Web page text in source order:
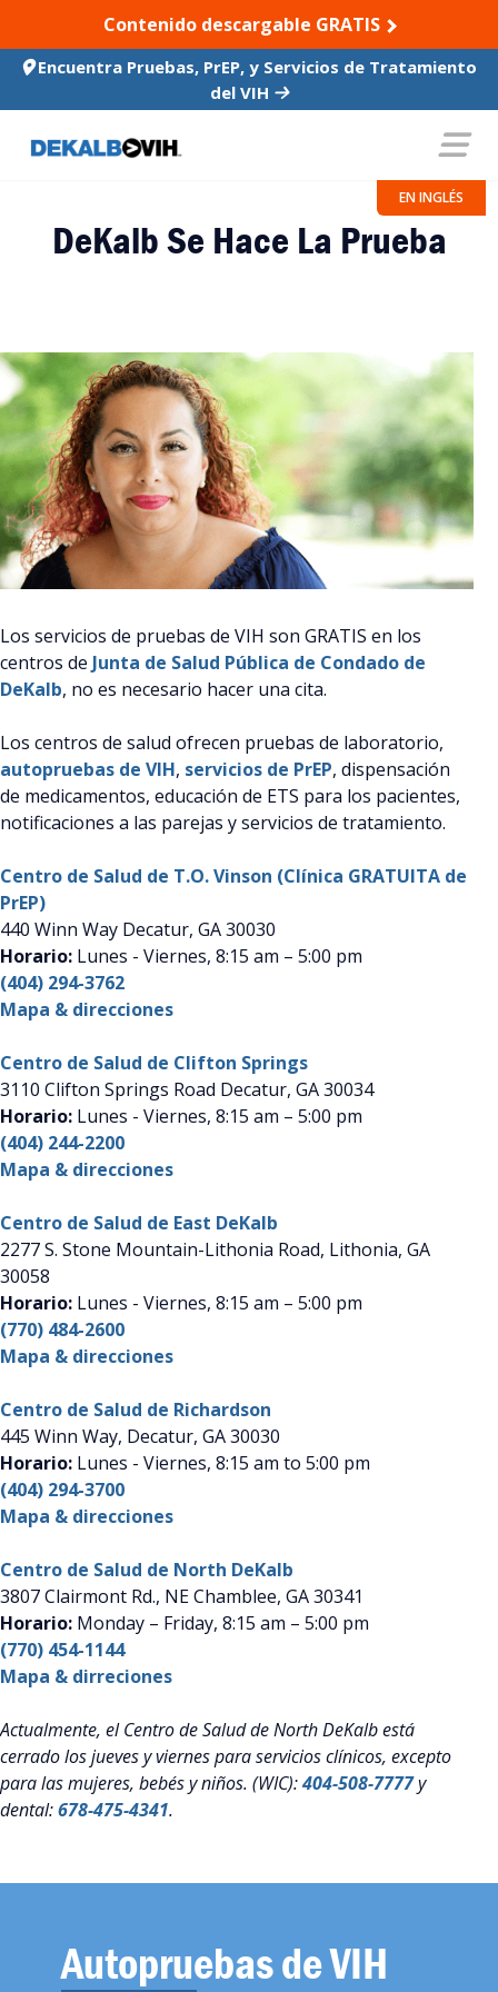
TO CONTENTContenido descargable GRATIS
Encuentra Pruebas, PrEP, y Servicios de Tratamiento
del VIH
EN INGLÉS
DeKalb Se Hace La Prueba
Los servicios de pruebas de VIH son GRATIS en los
centros de Junta de Salud Pública de Condado de
DeKalb, no es necesario hacer una cita.
Los centros de salud ofrecen pruebas de laboratorio,
autopruebas de VIH, servicios de PrEP, dispensación
de medicamentos, educación de ETS para los pacientes,
notificaciones a las parejas y servicios de tratamiento.
Centro de Salud de T.O. Vinson (Clínica GRATUITA de
PrEP)
440 Winn Way Decatur, GA 30030
Horario: Lunes - Viernes, 8:15 am – 5:00 pm
(404) 294-3762
Mapa & direcciones
Centro de Salud de Clifton Springs
3110 Clifton Springs Road Decatur, GA 30034
Horario: Lunes - Viernes, 8:15 am – 5:00 pm
(404) 244-2200
Mapa & direcciones
Centro de Salud de East DeKalb
2277 S. Stone Mountain-Lithonia Road, Lithonia, GA
30058
Horario: Lunes - Viernes, 8:15 am – 5:00 pm
(770) 484-2600
Mapa & direcciones
Centro de Salud de Richardson
445 Winn Way, Decatur, GA 30030
Horario: Lunes - Viernes, 8:15 am to 5:00 pm
(404) 294-3700
Mapa & direcciones
Centro de Salud de North DeKalb
3807 Clairmont Rd., NE Chamblee, GA 30341
Horario: Monday – Friday, 8:15 am – 5:00 pm
(770) 454-1144
Mapa & dirreciones
Actualmente, el Centro de Salud de North DeKalb está
cerrado los jueves y viernes para servicios clínicos, excepto
para las mujeres, bebés y niños. (WIC):404-508-7777y
dental:678-475-4341.
Autopruebas de VIH